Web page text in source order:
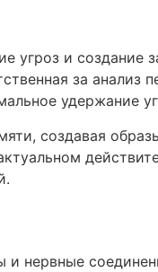
и создание
за анализ
удержание
создавая
нервные